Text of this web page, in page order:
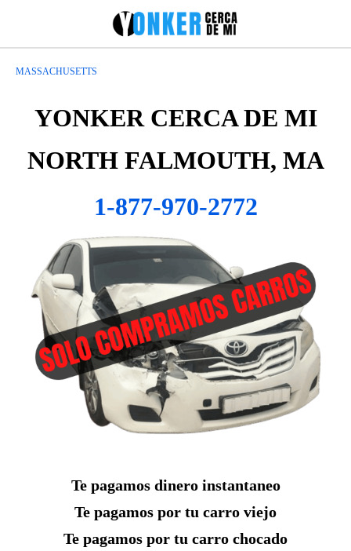
MASSACHUSETTS
YONKER CERCA DE MI
NORTH FALMOUTH, MA
1-877-970-2772
Te pagamos dinero instantaneo
Te pagamos por tu carro viejo
Te pagamos por tu carro chocado